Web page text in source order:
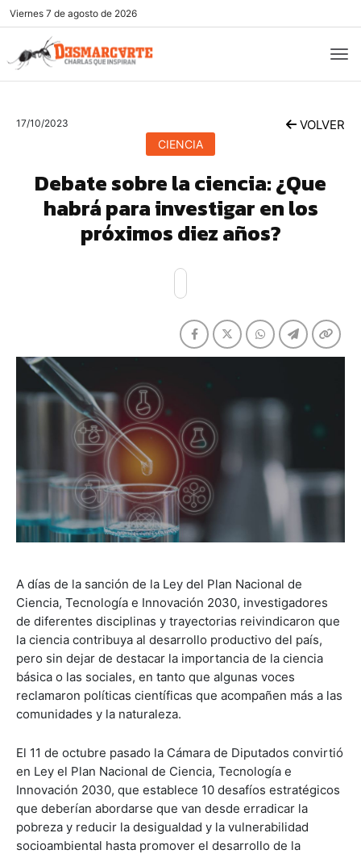
Viernes 7 de agosto de 2026
17/10/2023 VOLVER
CIENCIA
Debate sobre la ciencia: ¿Que
habrá para investigar en los
próximos diez años?
A días de la sanción de la Ley del Plan Nacional de
Ciencia, Tecnología e Innovación 2030, investigadores
de diferentes disciplinas y trayectorias reivindicaron que
la ciencia contribuya al desarrollo productivo del país,
pero sin dejar de destacar la importancia de la ciencia
básica o las sociales, en tanto que algunas voces
reclamaron políticas científicas que acompañen más a las
comunidades y la naturaleza.
El 11 de octubre pasado la Cámara de Diputados convirtió
en Ley el Plan Nacional de Ciencia, Tecnología e
Innovación 2030, que establece 10 desafíos estratégicos
que deberían abordarse que van desde erradicar la
pobreza y reducir la desigualdad y la vulnerabilidad
socioambiental hasta promover el desarrollo de la